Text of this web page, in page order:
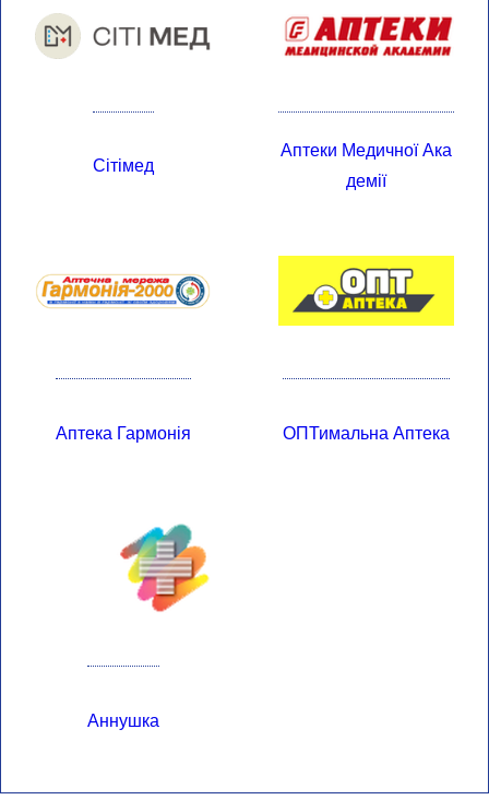
Сітімед
Аптеки Медичної Ака
Демії
Аптека Гармонія ОПТимальна Аптека
Аннушка